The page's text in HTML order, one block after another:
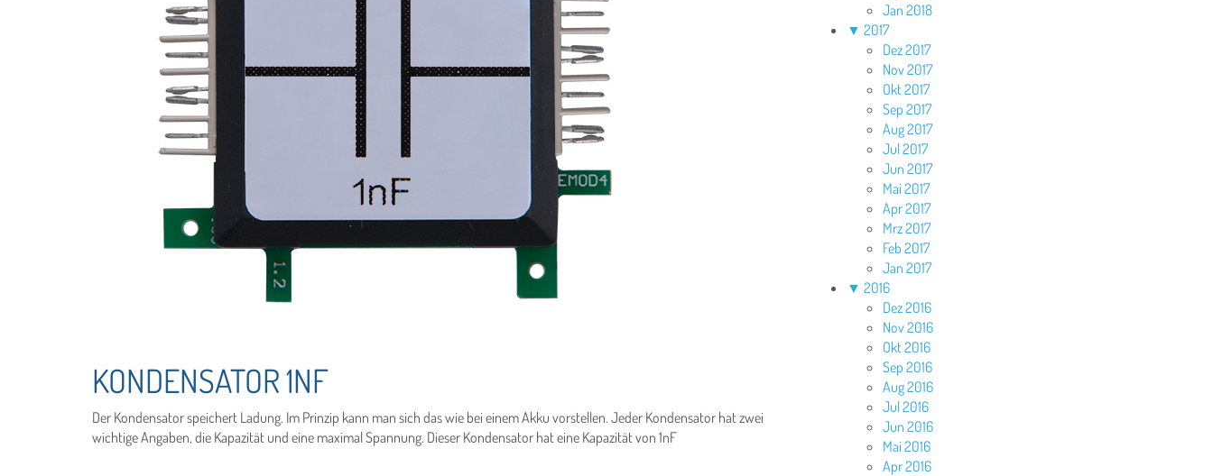
KONDENSATOR 1NF
Der Kondensator speichert Ladung. Im Prinzip kann man sich das wie bei einem Akku vorstellen. Jeder Kondensator hat zwei
wichtige Angaben, die Kapazität und eine maximal Spannung. Dieser Kondensator hat eine Kapazität von 1nF
Jan 2018
▼ 2017
Dez 2017
Nov 2017
Okt 2017
Sep 2017
Aug 2017
Jul 2017
Jun 2017
Mai 2017
Apr 2017
Mrz 2017
Feb 2017
Jan 2017
▼ 2016
Dez 2016
Nov 2016
Okt 2016
Sep 2016
Aug 2016
Jul 2016
Jun 2016
Mai 2016
Apr 2016